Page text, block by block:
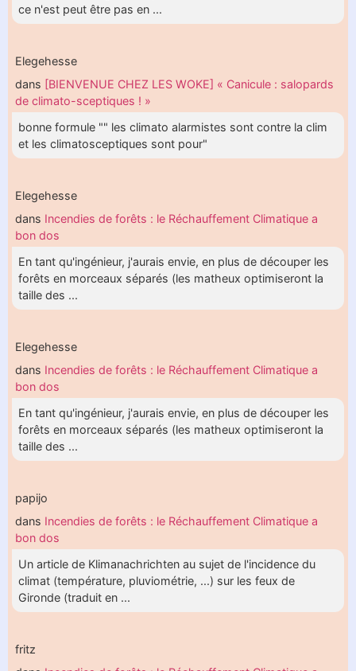
ce n'est peut être pas en ...
Elegehesse
dans [BIENVENUE CHEZ LES WOKE] « Canicule : salopards
de climato-sceptiques ! »
bonne formule "" les climato alarmistes sont contre la clim
et les climatosceptiques sont pour"
Elegehesse
dans Incendies de forêts : le Réchauffement Climatique a
bon dos
En tant qu'ingénieur, j'aurais envie, en plus de découper les
forêts en morceaux séparés (les matheux optimiseront la
taille des ...
Elegehesse
dans Incendies de forêts : le Réchauffement Climatique a
bon dos
En tant qu'ingénieur, j'aurais envie, en plus de découper les
forêts en morceaux séparés (les matheux optimiseront la
taille des ...
papijo
dans Incendies de forêts : le Réchauffement Climatique a
bon dos
Un article de Klimanachrichten au sujet de l'incidence du
climat (température, pluviométrie, ...) sur les feux de
Gironde (traduit en ...
fritz